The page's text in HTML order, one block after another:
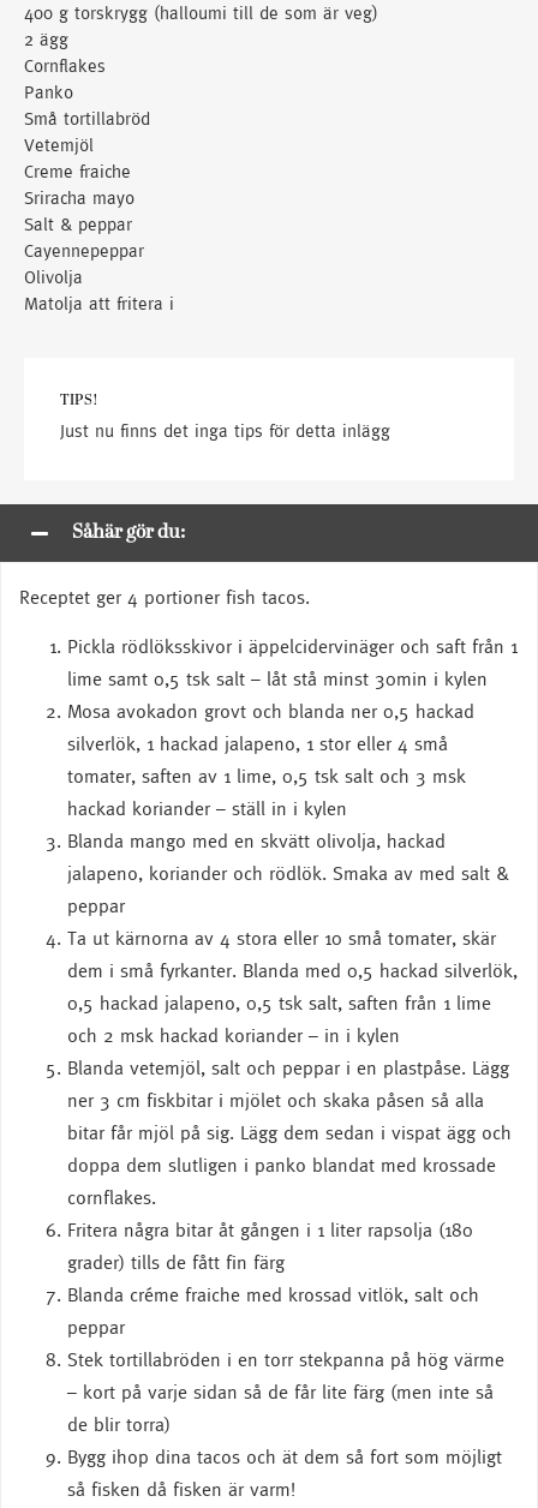
400 g torskrygg (halloumi till de som är veg)
2 ägg
Cornflakes
Panko
Små tortillabröd
Vetemjöl
Creme fraiche
Sriracha mayo
Salt & peppar
Cayennepeppar
Olivolja
Matolja att fritera i
TIPS!
Just nu finns det inga tips för detta inlägg
Såhär gör du:
Receptet ger 4 portioner fish tacos.
Pickla rödlöksskivor i äppelcidervinäger och saft från 1
lime samt 0,5 tsk salt – låt stå minst 30min i kylen
Mosa avokadon grovt och blanda ner 0,5 hackad
silverlök, 1 hackad jalapeno, 1 stor eller 4 små
tomater, saften av 1 lime, 0,5 tsk salt och 3 msk
hackad koriander – ställ in i kylen
Blanda mango med en skvätt olivolja, hackad
jalapeno, koriander och rödlök. Smaka av med salt &
peppar
Ta ut kärnorna av 4 stora eller 10 små tomater, skär
dem i små fyrkanter. Blanda med 0,5 hackad silverlök,
0,5 hackad jalapeno, 0,5 tsk salt, saften från 1 lime
och 2 msk hackad koriander – in i kylen
Blanda vetemjöl, salt och peppar i en plastpåse. Lägg
ner 3 cm fiskbitar i mjölet och skaka påsen så alla
bitar får mjöl på sig. Lägg dem sedan i vispat ägg och
doppa dem slutligen i panko blandat med krossade
cornflakes.
Fritera några bitar åt gången i 1 liter rapsolja (180
grader) tills de fått fin färg
Blanda créme fraiche med krossad vitlök, salt och
peppar
Stek tortillabröden i en torr stekpanna på hög värme
– kort på varje sidan så de får lite färg (men inte så
de blir torra)
Bygg ihop dina tacos och ät dem så fort som möjligt
så fisken då fisken är varm!